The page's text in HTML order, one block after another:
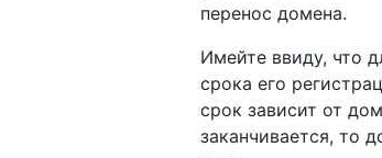
перенос домена.
Имейте ввиду, что
срока его
срок зависит от
заканчивается, то